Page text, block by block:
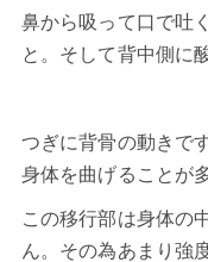
鼻から吸って口で吐
と。そして背中側に
つぎに背骨の動きで
身体を曲げることが
この移行部は身体の
ん。その為あまり強